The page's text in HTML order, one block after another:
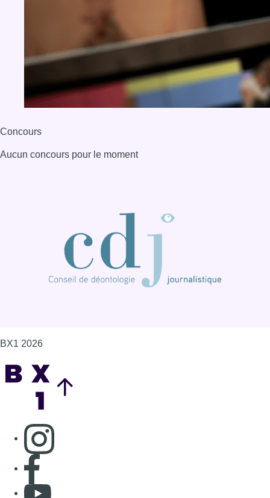
Concours
Aucun concours pour le moment
BX1 2026
Consulter page Instagram
Consulter page Facebook
Consulter Youtube